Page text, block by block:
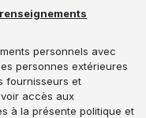
personnels avec
personnes extérieures
fournisseurs et
accès aux
à la présente politique et